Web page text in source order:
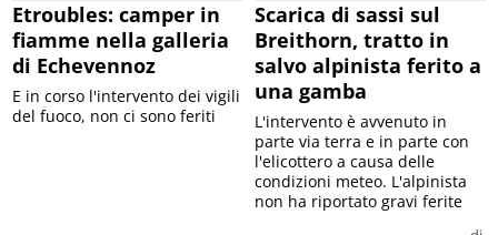
Etroubles: camper in
fiamme nella galleria
di Echevennoz
E in corso l'intervento dei vigili
del fuoco, non ci sono feriti
Scarica di sassi sul
Breithorn, tratto in
salvo alpinista ferito a
una gamba
L'intervento è avvenuto in
parte via terra e in parte con
l'elicottero a causa delle
condizioni meteo. L'alpinista
non ha riportato gravi ferite